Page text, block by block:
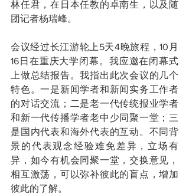
林任君，在日本任教的卓南生，以及随
团记者杨瑞峰。
会议经过长江游轮上5天4晚旅程，10月
16日在重庆大学闭幕。我应邀在闭幕式
上做总结报告。我指出此次会议的几个
特色。一是新闻学者和新闻实务工作者
的对话交流；二是老一代传统报业学者
和新一代传播学者老中少同聚一堂；三
是国内代表和海外代表的互动。不同背
景的代表观念经验难免差异，立场有
异，如今有机会同聚一堂，交换意见，
相互激荡，可以弥补彼此的盲点，增加
彼此的了解。